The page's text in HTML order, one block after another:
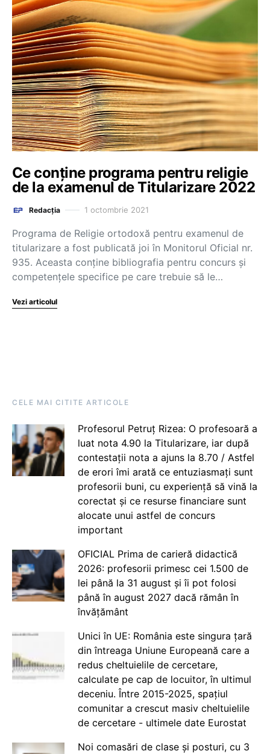
Ce conține programa pentru religie
de la examenul de Titularizare 2022
Redacția 1 octombrie 2021
Programa de Religie ortodoxă pentru examenul de
titularizare a fost publicată joi în Monitorul Oficial nr.
935. Aceasta conține bibliografia pentru concurs și
competențele specifice pe care trebuie să le…
Vezi articolul
CELE MAI CITITE ARTICOLE
Profesorul Petruț Rizea: O profesoară a
luat nota 4.90 la Titularizare, iar după
contestații nota a ajuns la 8.70 / Astfel
de erori îmi arată ce entuziasmați sunt
profesorii buni, cu experiență să vină la
corectat și ce resurse financiare sunt
alocate unui astfel de concurs
important
OFICIAL Prima de carieră didactică
2026: profesorii primesc cei 1.500 de
lei până la 31 august și îi pot folosi
până în august 2027 dacă rămân în
învățământ
Unici în UE: România este singura țară
din întreaga Uniune Europeană care a
redus cheltuielile de cercetare,
calculate pe cap de locuitor, în ultimul
deceniu. Între 2015-2025, spațiul
comunitar a crescut masiv cheltuielile
de cercetare - ultimele date Eurostat
Noi comasări de clase și posturi, cu 3